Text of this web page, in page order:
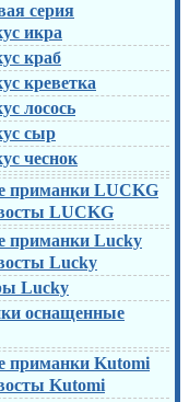
серия
икра
краб
креветка
лосось
сыр
чеснок
приманки LUCKG
LUCKG
приманки Lucky
Lucky
Lucky
оснащенные
приманки Kutomi
Kutomi